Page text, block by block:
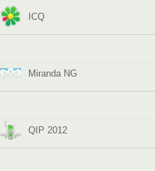
ICQ
Miranda NG
QIP 2012